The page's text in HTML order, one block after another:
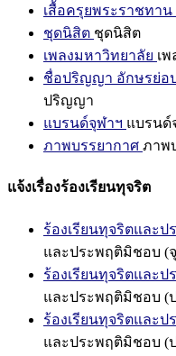
เสื้อครุยพระราชทาน
ชุดนิสิต ชุดนิสิต
เพลงมหาวิทยาลัย เ
ชื่อปริญญา อักษรย่อ
ปริญญา
แบรนด์จุฬาฯ แบรนด์
ภาพบรรยากาศ ภาพ
แจ้งเรื่องร้องเรียนทุจริต
ร้องเรียนทุจริตและ
และประพฤติมิชอบ (
ร้องเรียนทุจริตและ
และประพฤติมิชอบ (
ร้องเรียนทุจริตและ
และประพฤติมิชอบ (